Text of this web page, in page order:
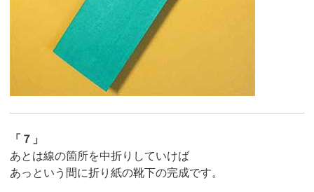
「７」
あとは線の箇所を中折りしていけば
あっという間に折り紙の靴下の完成です。